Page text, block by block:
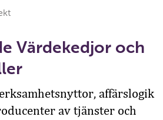
Värdekedjor och
affärslogik
av tjänster och